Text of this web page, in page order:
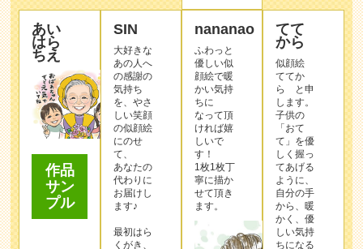
あい
はら
ちえ
作品
サン
プル
SIN
大好きな
あの人へ
の感謝の
気持ち
を、やさ
しい笑顔
の似顔絵
にのせ
て、
あなたの
代わりに
お届けし
ます♪
最初はら
くがき、
nananao
ふわっと
優しい似
顔絵で暖
かい気持
ちに
なって頂
ければ嬉
しいで
す！
1枚1枚丁
寧に描か
せて頂き
ます。
てて
から
似顔絵
ててか
ら と申
します。
子供の
「おて
て」を優
しく握っ
てあげる
ように、
自分の手
から、暖
かく、優
しい気持
ちになる